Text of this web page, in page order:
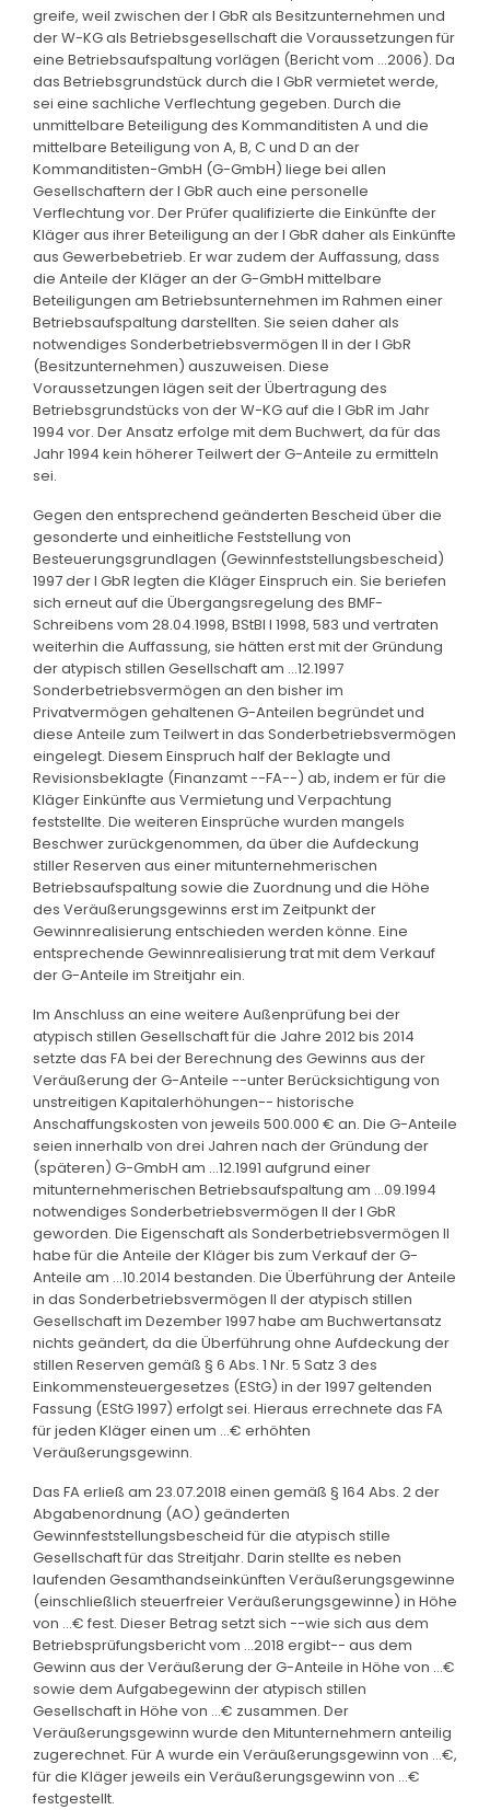
greife, weil zwischen der I GbR als Besitzunternehmen und
der W-KG als Betriebsgesellschaft die Voraussetzungen für
eine Betriebsaufspaltung vorlägen (Bericht vom ...2006). Da
das Betriebsgrundstück durch die I GbR vermietet werde,
sei eine sachliche Verflechtung gegeben. Durch die
unmittelbare Beteiligung des Kommanditisten A und die
mittelbare Beteiligung von A, B, C und D an der
Kommanditisten-GmbH (G-GmbH) liege bei allen
Gesellschaftern der I GbR auch eine personelle
Verflechtung vor. Der Prüfer qualifizierte die Einkünfte der
Kläger aus ihrer Beteiligung an der I GbR daher als Einkünfte
aus Gewerbebetrieb. Er war zudem der Auffassung, dass
die Anteile der Kläger an der G-GmbH mittelbare
Beteiligungen am Betriebsunternehmen im Rahmen einer
Betriebsaufspaltung darstellten. Sie seien daher als
notwendiges Sonderbetriebsvermögen II in der I GbR
(Besitzunternehmen) auszuweisen. Diese
Voraussetzungen lägen seit der Übertragung des
Betriebsgrundstücks von der W-KG auf die I GbR im Jahr
1994 vor. Der Ansatz erfolge mit dem Buchwert, da für das
Jahr 1994 kein höherer Teilwert der G-Anteile zu ermitteln
sei.
Gegen den entsprechend geänderten Bescheid über die
gesonderte und einheitliche Feststellung von
Besteuerungsgrundlagen (Gewinnfeststellungsbescheid)
1997 der I GbR legten die Kläger Einspruch ein. Sie beriefen
sich erneut auf die Übergangsregelung des BMF-
Schreibens vom 28.04.1998, BStBl I 1998, 583 und vertraten
weiterhin die Auffassung, sie hätten erst mit der Gründung
der atypisch stillen Gesellschaft am ...12.1997
Sonderbetriebsvermögen an den bisher im
Privatvermögen gehaltenen G-Anteilen begründet und
diese Anteile zum Teilwert in das Sonderbetriebsvermögen
eingelegt. Diesem Einspruch half der Beklagte und
Revisionsbeklagte (Finanzamt --FA--) ab, indem er für die
Kläger Einkünfte aus Vermietung und Verpachtung
feststellte. Die weiteren Einsprüche wurden mangels
Beschwer zurückgenommen, da über die Aufdeckung
stiller Reserven aus einer mitunternehmerischen
Betriebsaufspaltung sowie die Zuordnung und die Höhe
des Veräußerungsgewinns erst im Zeitpunkt der
Gewinnrealisierung entschieden werden könne. Eine
entsprechende Gewinnrealisierung trat mit dem Verkauf
der G-Anteile im Streitjahr ein.
Im Anschluss an eine weitere Außenprüfung bei der
atypisch stillen Gesellschaft für die Jahre 2012 bis 2014
setzte das FA bei der Berechnung des Gewinns aus der
Veräußerung der G-Anteile --unter Berücksichtigung von
unstreitigen Kapitalerhöhungen-- historische
Anschaffungskosten von jeweils 500.000 € an. Die G-Anteile
seien innerhalb von drei Jahren nach der Gründung der
(späteren) G-GmbH am ...12.1991 aufgrund einer
mitunternehmerischen Betriebsaufspaltung am ...09.1994
notwendiges Sonderbetriebsvermögen II der I GbR
geworden. Die Eigenschaft als Sonderbetriebsvermögen II
habe für die Anteile der Kläger bis zum Verkauf der G-
Anteile am ...10.2014 bestanden. Die Überführung der Anteile
in das Sonderbetriebsvermögen II der atypisch stillen
Gesellschaft im Dezember 1997 habe am Buchwertansatz
nichts geändert, da die Überführung ohne Aufdeckung der
stillen Reserven gemäß § 6 Abs. 1 Nr. 5 Satz 3 des
Einkommensteuergesetzes (EStG) in der 1997 geltenden
Fassung (EStG 1997) erfolgt sei. Hieraus errechnete das FA
für jeden Kläger einen um ...€ erhöhten
Veräußerungsgewinn.
Das FA erließ am 23.07.2018 einen gemäß § 164 Abs. 2 der
Abgabenordnung (AO) geänderten
Gewinnfeststellungsbescheid für die atypisch stille
Gesellschaft für das Streitjahr. Darin stellte es neben
laufenden Gesamthandseinkünften Veräußerungsgewinne
(einschließlich steuerfreier Veräußerungsgewinne) in Höhe
von ...€ fest. Dieser Betrag setzt sich --wie sich aus dem
Betriebsprüfungsbericht vom ...2018 ergibt-- aus dem
Gewinn aus der Veräußerung der G-Anteile in Höhe von ...€
sowie dem Aufgabegewinn der atypisch stillen
Gesellschaft in Höhe von ...€ zusammen. Der
Veräußerungsgewinn wurde den Mitunternehmern anteilig
zugerechnet. Für A wurde ein Veräußerungsgewinn von ...€,
für die Kläger jeweils ein Veräußerungsgewinn von ...€
festgestellt.